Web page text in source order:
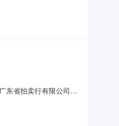
东省拍卖行有限公司联